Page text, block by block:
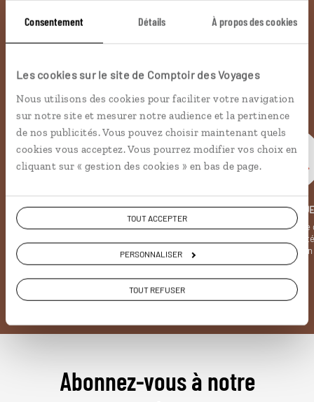
Consentement Détails À propos des cookies
Les cookies sur le site de Comptoir des Voyages
Nous utilisons des cookies pour faciliter votre navigation
sur notre site et mesurer notre audience et la pertinence
de nos publicités. Vous pouvez choisir maintenant quels
cookies vous acceptez. Vous pourrez modifier vos choix en
cliquant sur « gestion des cookies » en bas de page.
TOUT ACCEPTER
PERSONNALISER
TOUT REFUSER
nous
Soyons honnête, nous ne sommes pas les seuls
avons quelques atouts qui font
incontestablement la différence.
LUCIOLE
Notre appli voyage avec GPS,
interactive
LE
La revue de presse
informe de
destination
Abonnez-vous à notre